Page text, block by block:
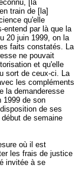
[la
train de [la]
qu'elle
entend par là que la
20 juin 1999, on la
faits constatés. La
ne pouvait
et qu'elle
sort de ceux-ci. La
les compléments
la demanderesse
1999 de son
de ses
de semaine
où il est
les frais de justice
invitée à se